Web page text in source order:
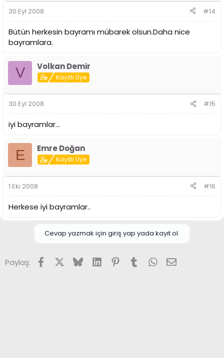
30 Eyl 2008 #14
Bütün herkesin bayramı mübarek olsun.Daha nice
bayramlara.
V Volkan Demir
Kayıtlı Üye
30 Eyl 2008 #15
iyi bayramlar...
E Emre Doğan
Kayıtlı Üye
1 Eki 2008 #16
Herkese iyi bayramlar..
Cevap yazmak için giriş yap yada kayıt ol.
Paylaş: FacebookX (Twitter)
BlueskyLinkedInPinterest
TumblrWhatsApp
E-posta